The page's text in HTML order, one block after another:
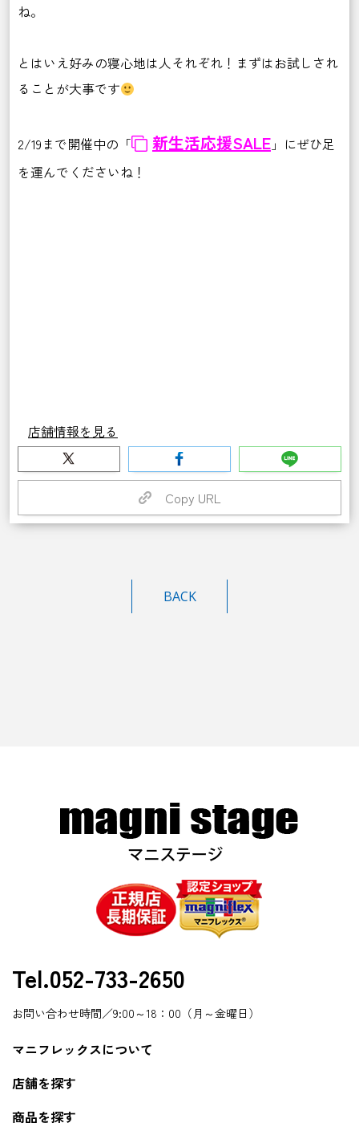
ね。
とはいえ好みの寝心地は人それぞれ！まずはお試しされ
ることが大事です
2/19まで開催中の「 新生活応援SALE 」にぜひ足
を運んでくださいね！
店舗情報を見る
Copy URL
BACK
Tel.052-733-2650
お問い合わせ時間／9:00～18：00（月～金曜日）
マニフレックスについて
店舗を探す
商品を探す